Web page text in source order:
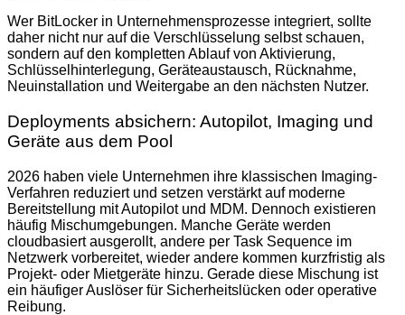
Wer BitLocker in Unternehmensprozesse integriert, sollte
daher nicht nur auf die Verschlüsselung selbst schauen,
sondern auf den kompletten Ablauf von Aktivierung,
Schlüsselhinterlegung, Geräteaustausch, Rücknahme,
Neuinstallation und Weitergabe an den nächsten Nutzer.
Deployments absichern: Autopilot, Imaging und
Geräte aus dem Pool
2026 haben viele Unternehmen ihre klassischen Imaging-
Verfahren reduziert und setzen verstärkt auf moderne
Bereitstellung mit Autopilot und MDM. Dennoch existieren
häufig Mischumgebungen. Manche Geräte werden
cloudbasiert ausgerollt, andere per Task Sequence im
Netzwerk vorbereitet, wieder andere kommen kurzfristig als
Projekt- oder Mietgeräte hinzu. Gerade diese Mischung ist
ein häufiger Auslöser für Sicherheitslücken oder operative
Reibung.